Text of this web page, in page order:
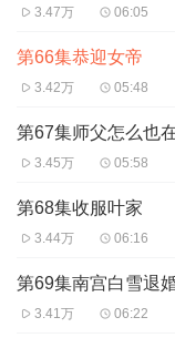
3.47万 06:05
第66集恭迎女帝
3.42万 05:48
第67集师父怎么也
3.45万 05:58
第68集收服叶家
3.44万 06:16
第69集南宫白雪退
3.41万 06:22